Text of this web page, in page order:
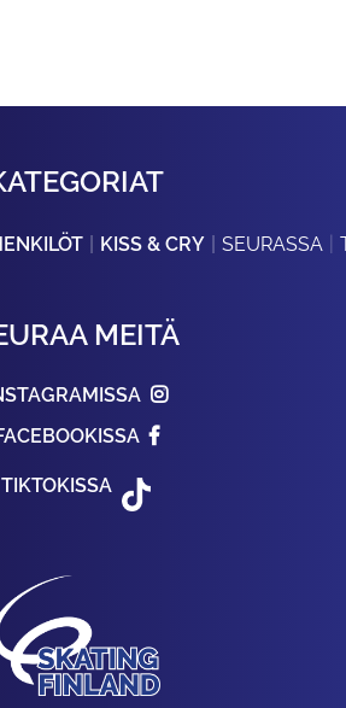
KISS & CRY SEURASSA
MEITÄ
TIKTOKISSA